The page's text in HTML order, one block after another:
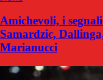
Amichevoli, i
Samardzic,
Marianucci